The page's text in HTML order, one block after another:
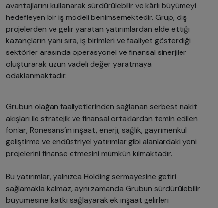
avantajlarını kullanarak sürdürülebilir ve kârlı büyümeyi
hedefleyen bir iş modeli benimsemektedir. Grup, dış
projelerden ve gelir yaratan yatırımlardan elde ettiği
kazançların yanı sıra, iş birimleri ve faaliyet gösterdiği
sektörler arasında operasyonel ve finansal sinerjiler
oluşturarak uzun vadeli değer yaratmaya
odaklanmaktadır.
Grubun olağan faaliyetlerinden sağlanan serbest nakit
akışları ile stratejik ve finansal ortaklardan temin edilen
fonlar, Rönesans’ın inşaat, enerji, sağlık, gayrimenkul
geliştirme ve endüstriyel yatırımlar gibi alanlardaki yeni
projelerini finanse etmesini mümkün kılmaktadır.
Bu yatırımlar, yalnızca Holding sermayesine getiri
sağlamakla kalmaz, aynı zamanda Grubun sürdürülebilir
büyümesine katkı sağlayarak ek inşaat gelirleri